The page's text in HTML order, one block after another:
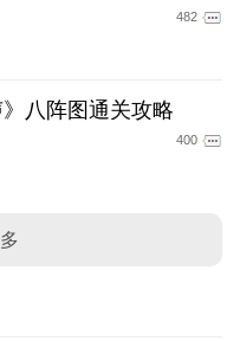
482
》八阵图通关攻略
400